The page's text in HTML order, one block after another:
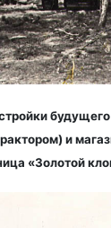
и
«Золотой